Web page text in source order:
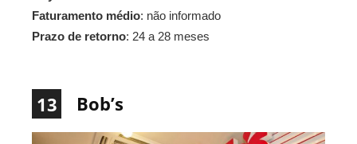
Faturamento médio: não informado
Prazo de retorno: 24 a 28 meses
13 Bob’s